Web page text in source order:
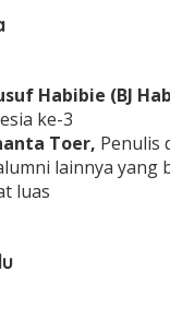
Habibie (BJ
ke-3
Toer, Penulis
lainnya yang
luas